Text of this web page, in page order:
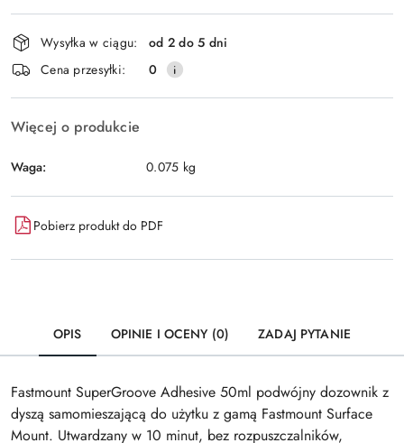
Wyślij
Dostępność
i
dostawa
Wysyłka w ciągu:
od 2 do 5 dni
Cena przesyłki:
0
Więcej o produkcie
Waga: 0.075 kg
Pobierz produkt do PDF
OPIS OPINIE I OCENY (0) ZADAJ PYTANIE
Fastmount SuperGroove Adhesive 50ml podwójny dozownik z
dyszą samomieszającą do użytku z gamą Fastmount Surface
Mount. Utwardzany w 10 minut, bez rozpuszczalników,